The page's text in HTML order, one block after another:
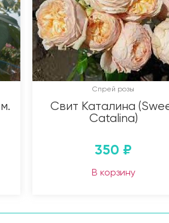
Спрей розы
Свит Каталина
Catalina)
350 ₽
В корзину